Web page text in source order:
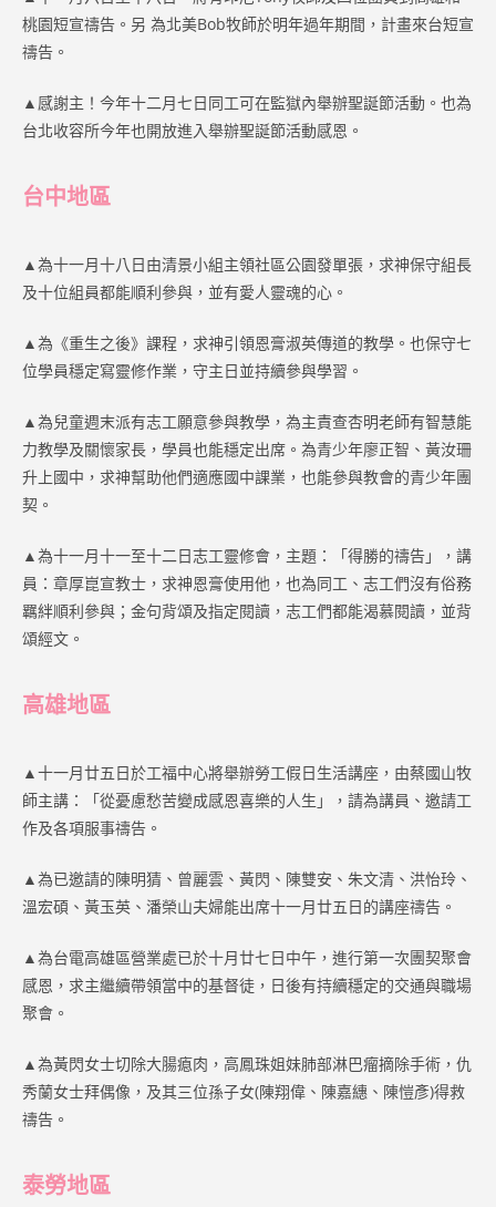
桃園短宣禱告。另 為北美Bob牧師於明年過年期間，計畫來台短宣
禱告。
▲感謝主！今年十二月七日同工可在監獄內舉辦聖誕節活動。也為
台北收容所今年也開放進入舉辦聖誕節活動感恩。
台中地區
▲為十一月十八日由清景小組主領社區公園發單張，求神保守組長
及十位組員都能順利參與，並有愛人靈魂的心。
▲為《重生之後》課程，求神引領恩膏淑英傳道的教學。也保守七
位學員穩定寫靈修作業，守主日並持續參與學習。
▲為兒童週末派有志工願意參與教學，為主責查杏明老師有智慧能
力教學及關懷家長，學員也能穩定出席。為青少年廖正智、黃汝珊
升上國中，求神幫助他們適應國中課業，也能參與教會的青少年團
契。
▲為十一月十一至十二日志工靈修會，主題：「得勝的禱告」，講
員：章厚崑宣教士，求神恩膏使用他，也為同工、志工們沒有俗務
羈絆順利參與；金句背頌及指定閱讀，志工們都能渴慕閱讀，並背
頌經文。
高雄地區
▲十一月廿五日於工福中心將舉辦勞工假日生活講座，由蔡國山牧
師主講：「從憂慮愁苦變成感恩喜樂的人生」，請為講員、邀請工
作及各項服事禱告。
▲為已邀請的陳明猜、曾麗雲、黃閃、陳雙安、朱文清、洪怡玲、
溫宏碩、黃玉英、潘榮山夫婦能出席十一月廿五日的講座禱告。
▲為台電高雄區營業處已於十月廿七日中午，進行第一次團契聚會
感恩，求主繼續帶領當中的基督徒，日後有持續穩定的交通與職場
聚會。
▲為黃閃女士切除大腸瘜肉，高鳳珠姐妹肺部淋巴瘤摘除手術，仇
秀蘭女士拜偶像，及其三位孫子女(陳翔偉、陳嘉繐、陳愷彥)得救
禱告。
泰勞地區